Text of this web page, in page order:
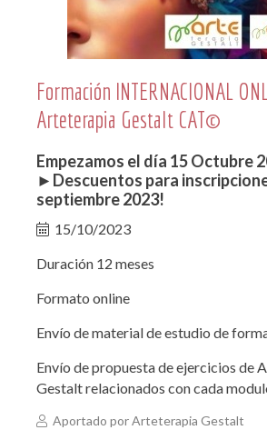
Formación INTERNACIONAL
Arteterapia Gestalt CAT©
Empezamos el día 15 Octubre
►Descuentos para
septiembre 2023!
15/10/2023
Duración 12 meses
Formato online
Envío de material de estudio de
Envío de propuesta de ejercicios de
Gestalt relacionados con cada
Aportado por Arteterapia Gestalt